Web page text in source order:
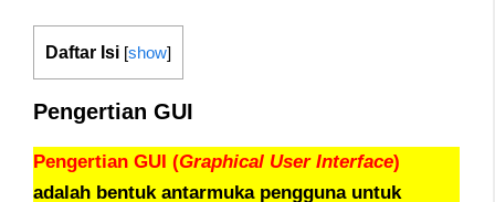
Daftar Isi [show]
Pengertian GUI
Pengertian GUI (Graphical User Interface)
adalah bentuk antarmuka pengguna untuk